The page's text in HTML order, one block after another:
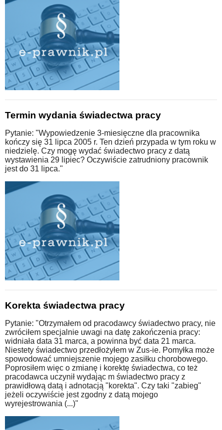
Termin wydania świadectwa pracy
Pytanie: "Wypowiedzenie 3-miesięczne dla pracownika
kończy się 31 lipca 2005 r. Ten dzień przypada w tym roku w
niedzielę. Czy mogę wydać świadectwo pracy z datą
wystawienia 29 lipiec? Oczywiście zatrudniony pracownik
jest do 31 lipca."
Korekta świadectwa pracy
Pytanie: "Otrzymałem od pracodawcy świadectwo pracy, nie
zwróciłem specjalnie uwagi na datę zakończenia pracy:
widniała data 31 marca, a powinna być data 21 marca.
Niestety świadectwo przedłożyłem w Zus-ie. Pomyłka może
spowodować umniejszenie mojego zasiłku chorobowego.
Poprosiłem więc o zmianę i korektę świadectwa, co też
pracodawca uczynił wydając m świadectwo pracy z
prawidłową datą i adnotacją "korekta". Czy taki "zabieg"
jeżeli oczywiście jest zgodny z datą mojego
wyrejestrowania (...)"